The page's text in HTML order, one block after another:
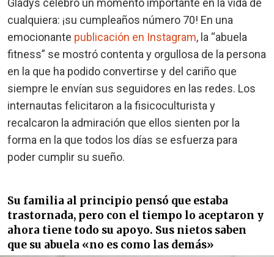
Gladys celebró un momento importante en la vida de
cualquiera: ¡su cumpleaños número 70! En una
emocionante publicación en Instagram, la “abuela
fitness” se mostró contenta y orgullosa de la persona
en la que ha podido convertirse y del cariño que
siempre le envían sus seguidores en las redes. Los
internautas felicitaron a la fisicoculturista y
recalcaron la admiración que ellos sienten por la
forma en la que todos los días se esfuerza para
poder cumplir su sueño.
Su familia al principio pensó que estaba
trastornada, pero con el tiempo lo aceptaron y
ahora tiene todo su apoyo. Sus nietos saben
que su abuela «no es como las demás»